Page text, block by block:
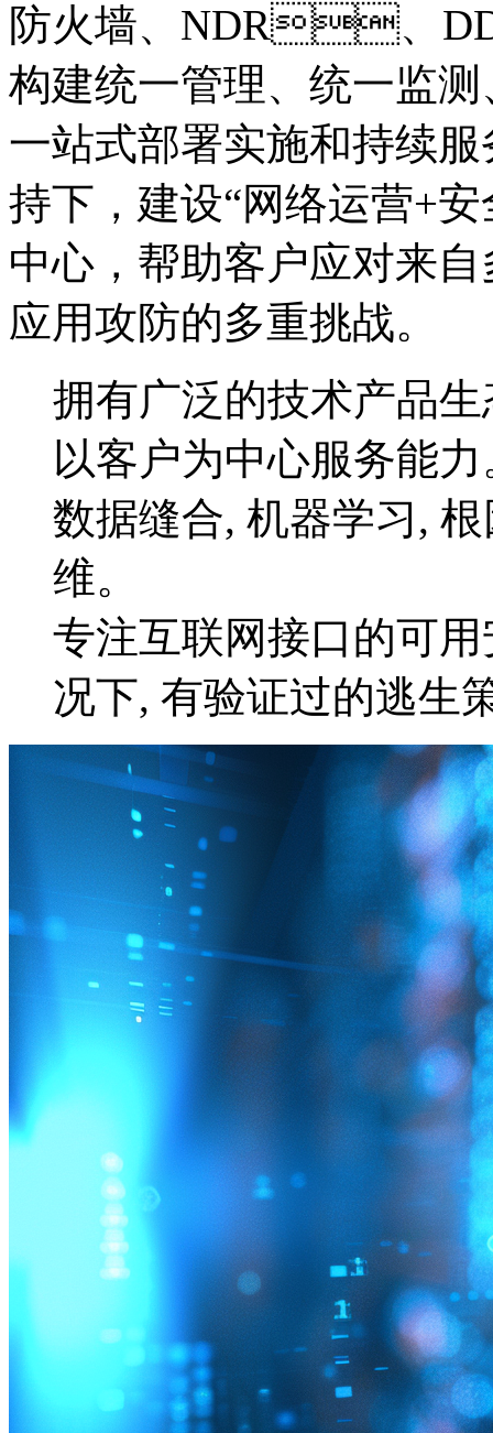
防火墙、NDR、
构建统一管理、统一监
一站式部署实施和持续服
持下，建设“网络运营
中心，帮助客户应对
应用攻防的多重挑战。
拥有广泛的技术产品生
以客户为中心服务能力
数据缝合, 机器学习,
维。
专注互联网接口的可
况下, 有验证过的逃生